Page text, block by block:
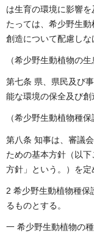
は生育の環境に影響
たっては、希少野生
創造について配慮しな
（希少野生動植物の
第七条 県、県民及び
能な環境の保全及び創
（希少野生動植物種保
第八条 知事は、審議
ための基本方針（以
方針」という。）を定
2 希少野生動植物種保
るものとする。
一 希少野生動植物の